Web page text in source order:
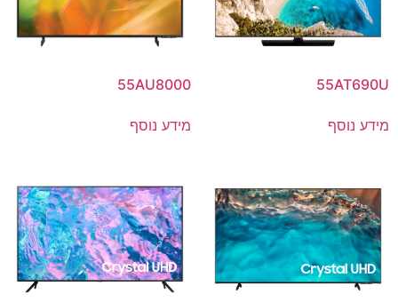
55AT690U
מידע נוסף
55AU8000
מידע נוסף